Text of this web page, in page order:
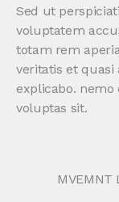
Sed ut
voluptatem
totam rem
veritatis et quasi
explicabo.
voluptas sit.
MVEMNT